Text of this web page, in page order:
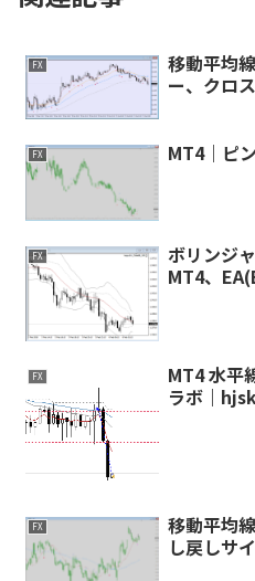
FX
移動平均
ー、クロ
FX MT4｜ピ
FX
ボリンジ
MT4、
FX
MT4 水平
ラボ｜
FX
移動平均
し戻しサ